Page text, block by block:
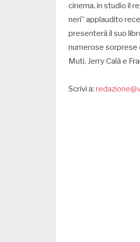
cinema, in studio il
neri” applaudito
presenterà il suo
numerose sorprese
Muti, Jerry Calà e
Scrivi a: